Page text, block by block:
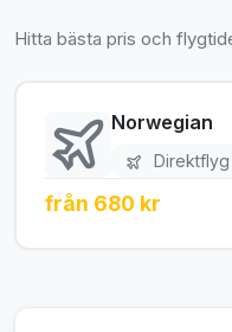
Hitta bästa pris och
Norwegian
Direktflyg
från 680 kr